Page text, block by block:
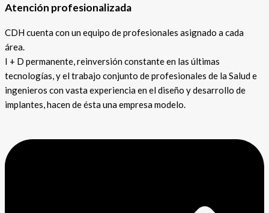
Atención profesionalizada
CDH cuenta con un equipo de profesionales asignado a cada
área.
I + D permanente, reinversión constante en las últimas
tecnologías, y el trabajo conjunto de profesionales de la Salud e
ingenieros con vasta experiencia en el diseño y desarrollo de
implantes, hacen de ésta una empresa modelo.